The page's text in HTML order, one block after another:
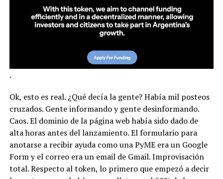
.
Ok, esto es real. ¿Qué decía la gente? Había mil posteos
cruzados. Gente informando y gente desinformando.
Caos. El dominio de la página web había sido dado de
alta horas antes del lanzamiento. El formulario para
anotarse a recibir ayuda como una PyME era un Google
Form y el correo era un email de Gmail. Improvisación
total. Respecto al token, lo primero que empezó a decir